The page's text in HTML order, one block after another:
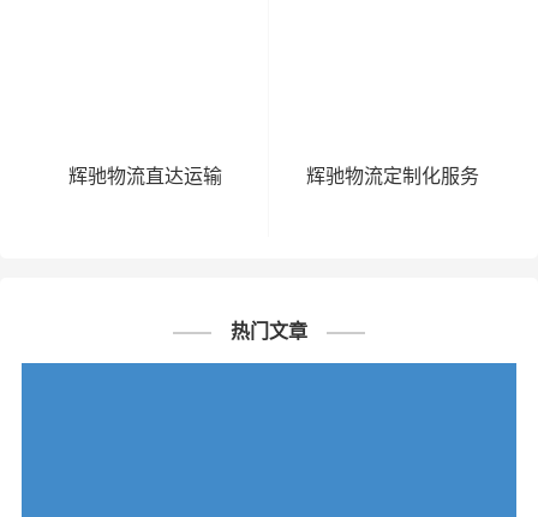
辉驰物流直达运输 辉驰物流定制化服务
热门文章